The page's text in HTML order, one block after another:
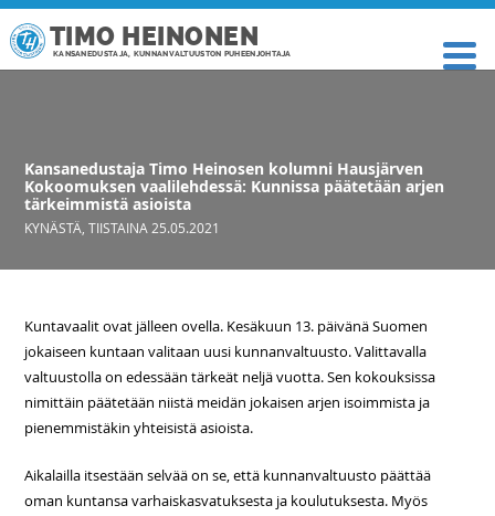
TIMO HEINONEN
KANSANEDUSTAJA, KUNNANVALTUUSTON PUHEENJOHTAJA
Kansanedustaja Timo Heinosen kolumni Hausjärven
Kokoomuksen vaalilehdessä: Kunnissa päätetään arjen
tärkeimmistä asioista
KYNÄSTÄ ,TIISTAINA 25.05.2021
Kuntavaalit ovat jälleen ovella. Kesäkuun 13. päivänä Suomen
jokaiseen kuntaan valitaan uusi kunnanvaltuusto. Valittavalla
valtuustolla on edessään tärkeät neljä vuotta. Sen kokouksissa
nimittäin päätetään niistä meidän jokaisen arjen isoimmista ja
pienemmistäkin yhteisistä asioista.
Aikalailla itsestään selvää on se, että kunnanvaltuusto päättää
oman kuntansa varhaiskasvatuksesta ja koulutuksesta. Myös